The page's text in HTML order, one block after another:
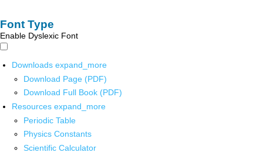
Font Type
Enable Dyslexic Font
Downloads expand_more
Download Page (PDF)
Download Full Book (PDF)
Resources expand_more
Periodic Table
Physics Constants
Scientific Calculator